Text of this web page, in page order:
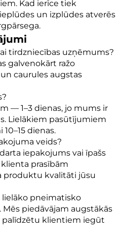
Kad ierīce tiek
un izplūdes atverēs
tirdzniecības uzņēmums?
galvenokārt ražo
caurules augstas
— 1–3 dienas, jo mums ir
Lielākiem pasūtījumiem
dienas.
veids?
iepakojums vai īpašs
prasībām
produktu kvalitāti jūsu
lielāko pneimatisko
piedāvājam augstākās
palīdzētu klientiem iegūt